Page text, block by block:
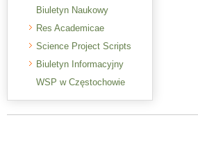
Biuletyn Naukowy
Res Academicae
Science Project Scripts
Biuletyn Informacyjny
WSP w Częstochowie